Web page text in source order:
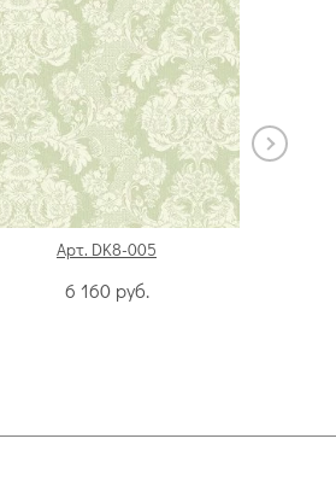
Арт. DK8-005
6 160 руб.